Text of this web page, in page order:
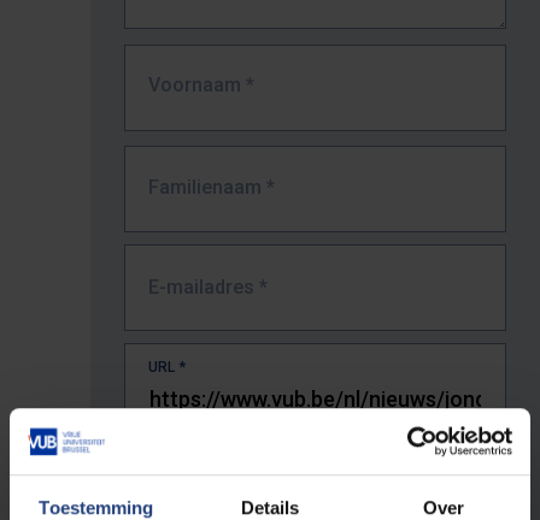
Toestemming Details Over
Voornaam *
Familienaam *
E-mailadres *
URL *
De volledige URL van de pagina waar je de fout zag.